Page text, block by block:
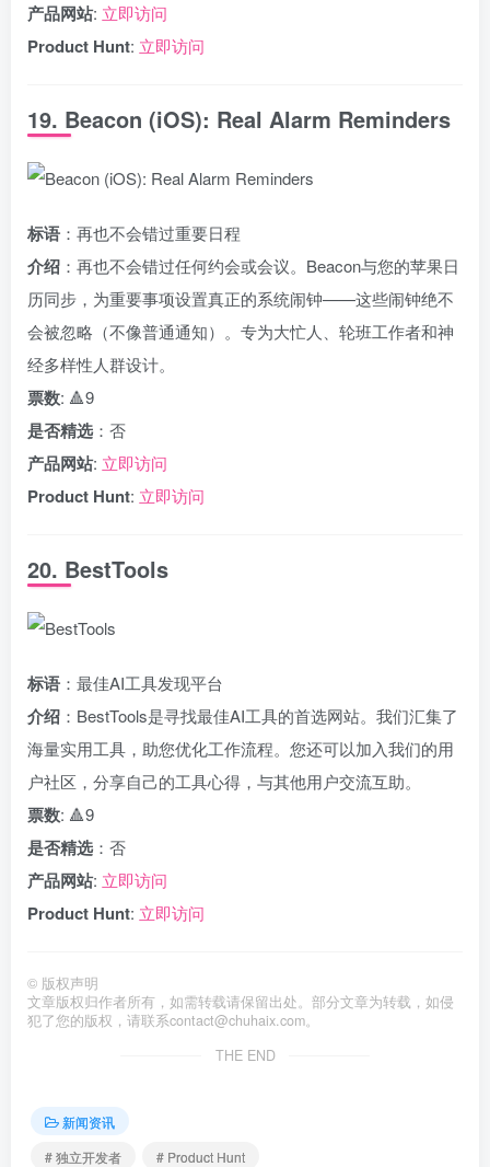
产品网站: 立即访问
Product Hunt: 立即访问
19. Beacon (iOS): Real Alarm Reminders
标语 ：再也不会错过重要日程
介绍 ：再也不会错过任何约会或会议。Beacon与您的苹果日
历同步，为重要事项设置真正的系统闹钟——这些闹钟绝不
会被忽略（不像普通通知）。专为大忙人、轮班工作者和神
经多样性人群设计。
票数: 🔺9
是否精选 ：否
产品网站: 立即访问
Product Hunt: 立即访问
20. BestTools
标语 ：最佳AI工具发现平台
介绍 ：BestTools是寻找最佳AI工具的首选网站。我们汇集了
海量实用工具，助您优化工作流程。您还可以加入我们的用
户社区，分享自己的工具心得，与其他用户交流互助。
票数: 🔺9
是否精选 ：否
产品网站: 立即访问
Product Hunt: 立即访问
© 版权声明
文章版权归作者所有，如需转载请保留出处。部分文章为转载，如侵
犯了您的版权，请联系contact@chuhaix.com。
THE END
新闻资讯
# 独立开发者
# Product Hunt